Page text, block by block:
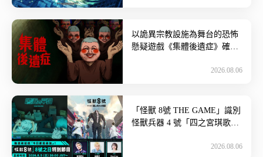
以詭異宗教設施為舞台的恐怖
懸疑遊戲《集體後遺症》確定
HYPER REAL發行！最新試
2026.08.06
「怪獸 8號 THE GAME」識別
怪獸兵器 4 號「四之宮琪歌
「市川雷諾」雙雙 […]2026.08.06